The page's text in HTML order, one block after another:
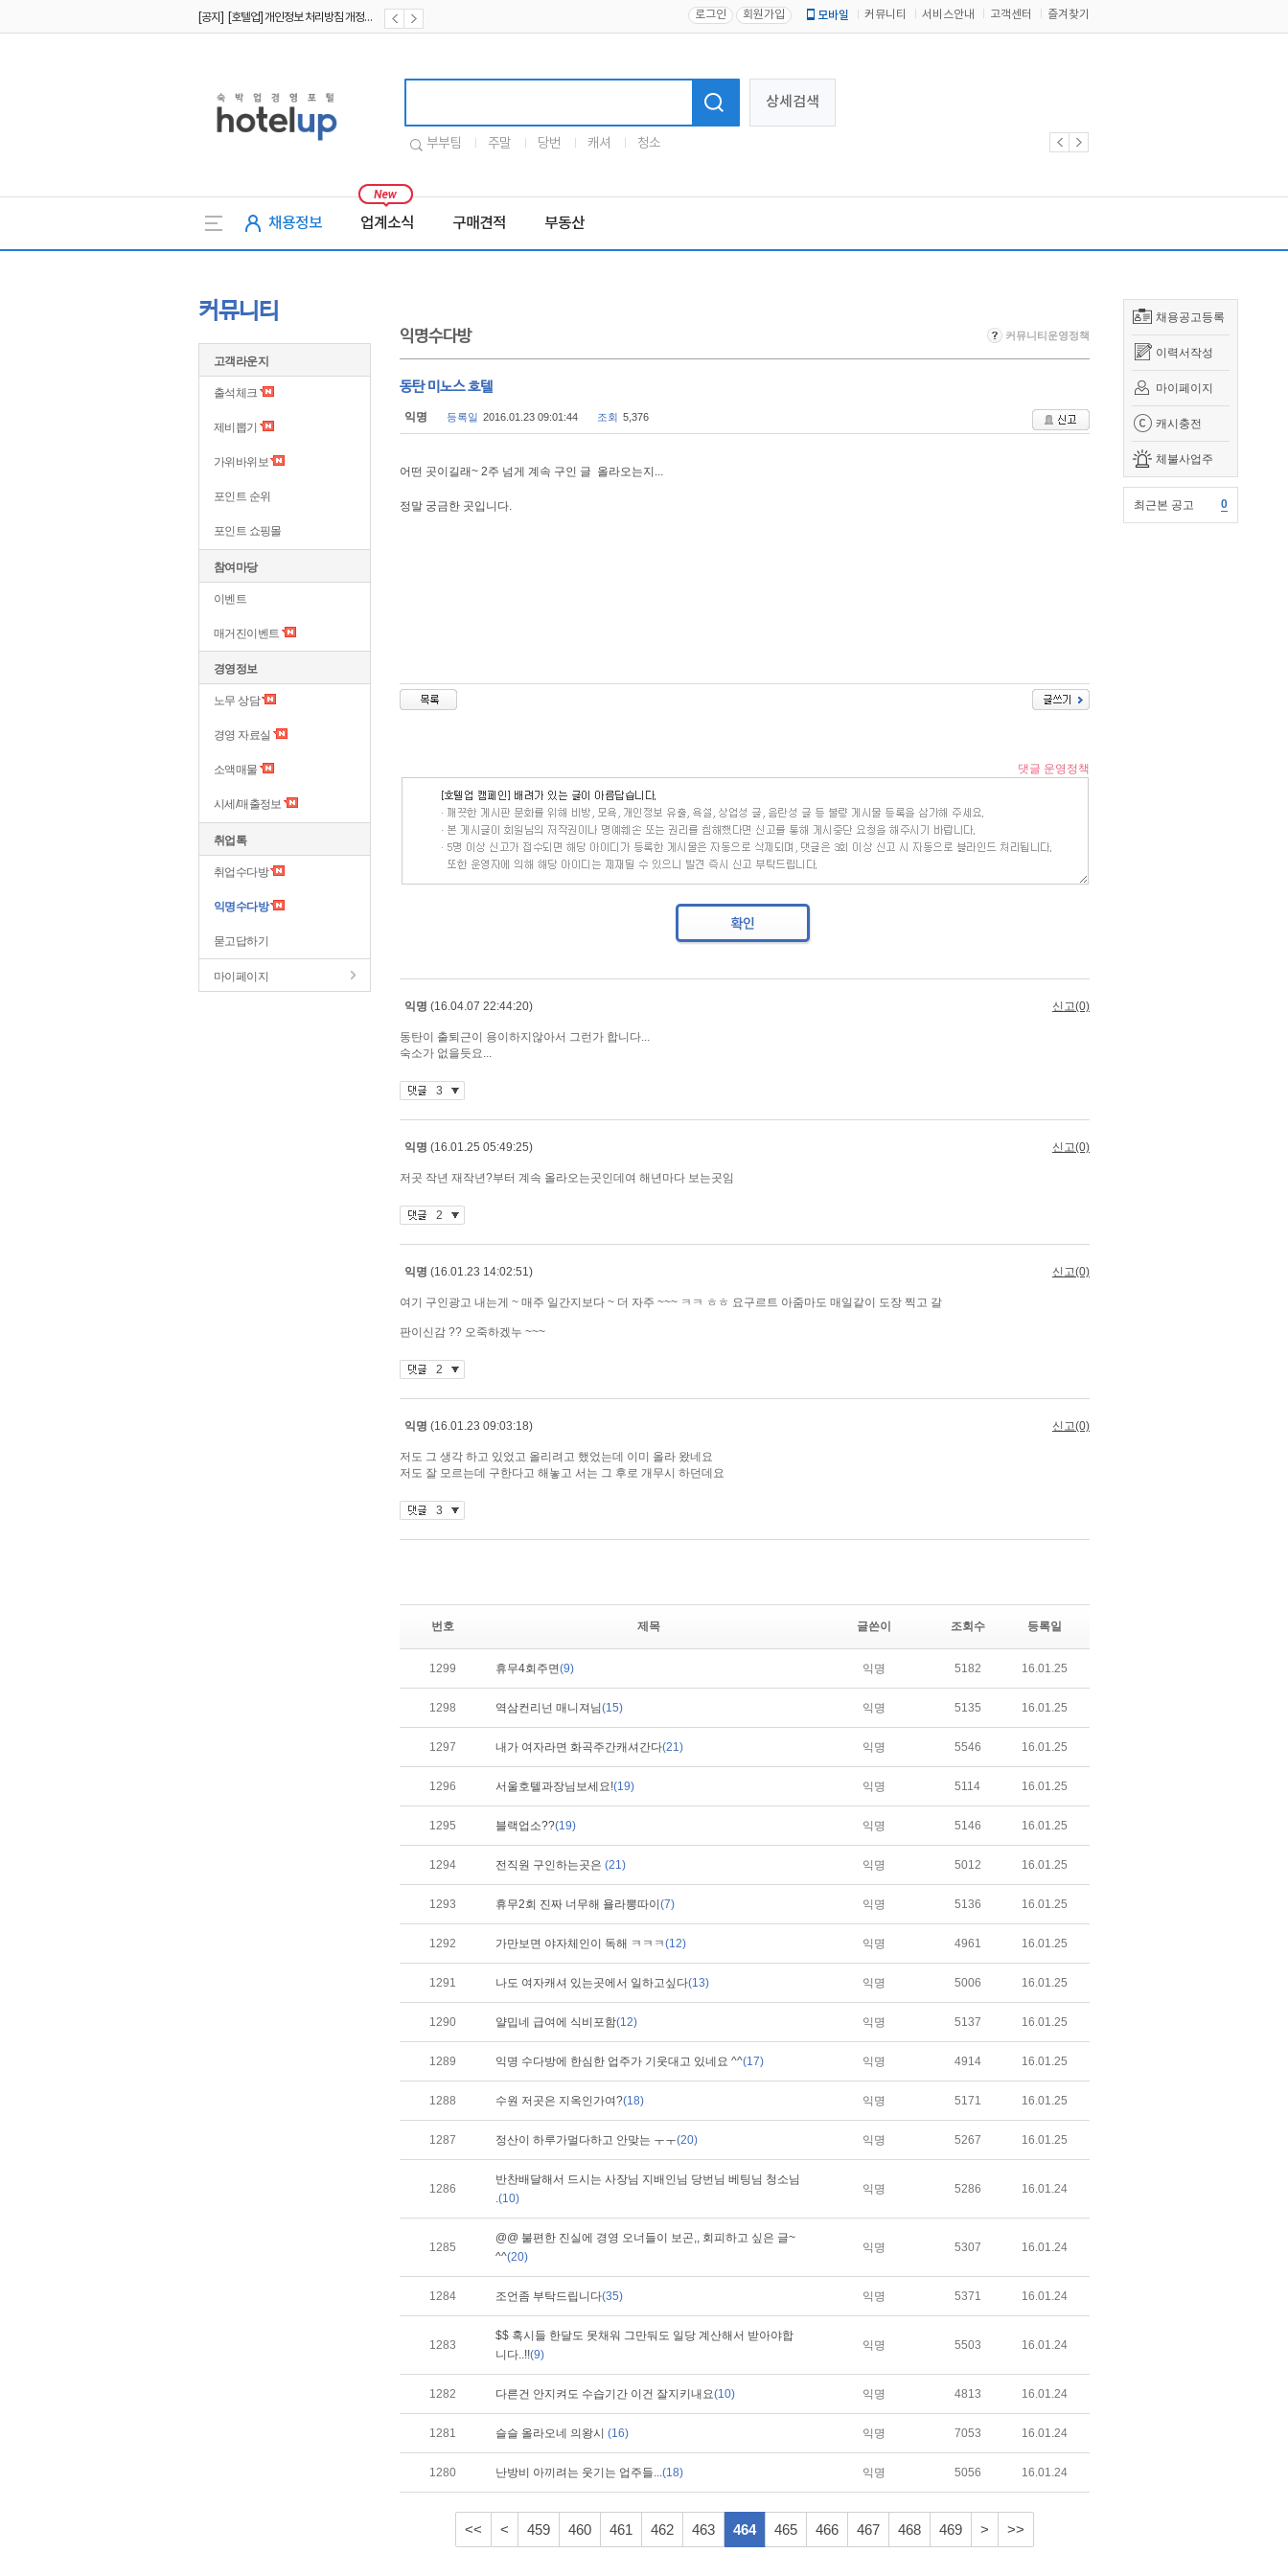
[공지] [호텔업] 개인정보 처리방침 개정본2 (19.09.02) 로그인 회원가입 모바일 커뮤니티 서비스안내 고객센터 즐겨찾기
상세검색
부부팀 주말 당번 캐셔 청소
채용정보 업계소식 구매견적 부동산
채용공고등록
이력서작성
마이페이지
캐시충전
체불사업주
최근본 공고 0
커뮤니티
고객라운지
출석체크
제비뽑기
가위바위보
포인트 순위
포인트 쇼핑몰
참여마당
이벤트
매거진이벤트
경영정보
노무 상담
경영 자료실
소액매물
시세/매출정보
취업톡
취업수다방
익명수다방
묻고답하기
마이페이지
익명수다방 커뮤니티운영정책
동탄 미노스 호텔
익명 등록일 2016.01.23 09:01:44 조회 5,376
어떤 곳이길래~ 2주 넘게 계속 구인 글 올라오는지...
정말 궁금한 곳입니다.
번호 제목 글쓴이 조회수 등록일
1299 휴무4회주면(9) 익명 5182 16.01.25
1298 역삼컨리넌 매니져님(15) 익명 5135 16.01.25
1297 내가 여자라면 화곡주간캐셔간다(21) 익명 5546 16.01.25
1296 서울호텔과장님보세요!(19) 익명 5114 16.01.25
1295 블랙업소??(19) 익명 5146 16.01.25
1294 전직원 구인하는곳은 (21) 익명 5012 16.01.25
1293 휴무2회 진짜 너무해 욜라뽕따이 (7) 익명 5136 16.01.25
1292 가만보면 야자체인이 독해 ㅋㅋㅋ(12) 익명 4961 16.01.25
1291 나도 여자캐셔 있는곳에서 일하고싶다(13) 익명 5006 16.01.25
1290 얄밉네 급여에 식비포함(12) 익명 5137 16.01.25
1289 익명 수다방에 한심한 업주가 기웃대고 있네요 ^^(17) 익명 4914 16.01.25
1288 수원 저곳은 지옥인가여?(18) 익명 5171 16.01.25
1287 정산이 하루가멀다하고 안맞는 ㅜㅜ(20) 익명 5267 16.01.25
1286
반찬배달해서 드시는 사장님 지배인님 당번님 베팅님 청소님
.(10)
익명 5286 16.01.24
1285
@@ 불편한 진실에 경영 오너들이 보곤,, 회피하고 싶은 글~
^^(20)
익명 5307 16.01.24
1284 조언좀 부탁드립니다(35) 익명 5371 16.01.24
1283
$$ 혹시들 한달도 못채워 그만둬도 일당 계산해서 받아야합
니다..!!(9)
익명 5503 16.01.24
1282 다른건 안지켜도 수습기간 이건 잘지키내요(10) 익명 4813 16.01.24
1281 슬슬 올라오네 의왕시 (16) 익명 7053 16.01.24
1280 난방비 아끼려는 웃기는 업주들...(18) 익명 5056 16.01.24
<< < 459 460 461 462 463 464 465 466 467 468 469 > >>